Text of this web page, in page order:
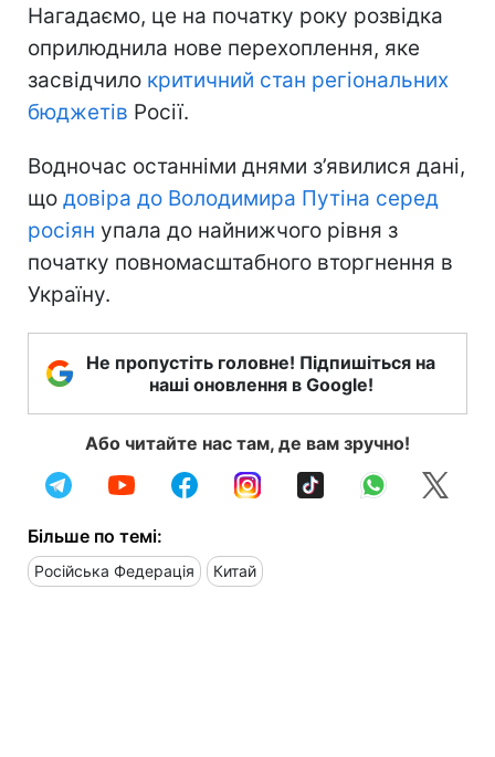
Нагадаємо, це на початку року розвідка
оприлюднила нове перехоплення, яке
засвідчило критичний стан регіональних
бюджетів Росії.
Водночас останніми днями з’явилися дані,
що довіра до Володимира Путіна серед
росіян упала до найнижчого рівня з
початку повномасштабного вторгнення в
Україну.
Не пропустіть головне! Підпишіться на
наші оновлення в Google!
Або читайте нас там, де вам зручно!
Більше по темі:
Російська Федерація Китай